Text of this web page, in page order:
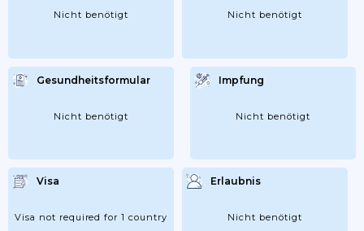
Nicht benötigt Nicht benötigt
Gesundheitsformular
Nicht benötigt
Impfung
Nicht benötigt
Visa
Visa not required for 1 country
Erlaubnis
Nicht benötigt